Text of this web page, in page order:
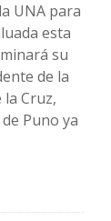
UNA para
esta
su
de la
la Cruz,
Puno ya